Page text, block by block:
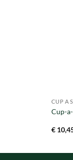
CUP A
Cup-
€